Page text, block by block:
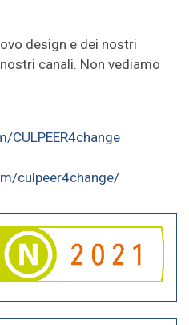
design e dei nostri
canali. Non vediamo
culpeer4change/